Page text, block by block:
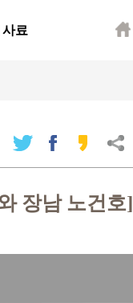
료
장남 노건호]